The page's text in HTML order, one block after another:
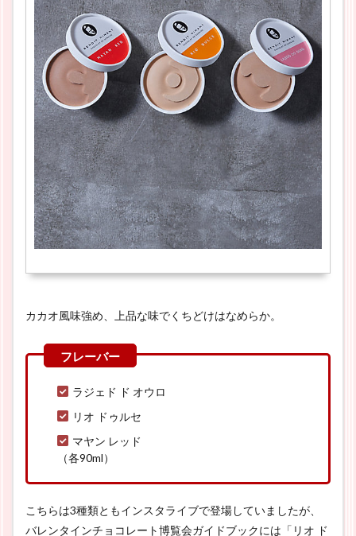
カカオ風味強め、上品な味でくちどけはなめらか。
ラジェド ド オウロ
リオ ドゥルセ
マヤン レッド
（各90ml）
こちらは3種類ともインスタライブで登場していましたが、
バレンタインチョコレート博覧会ガイドブックには「リオ ド